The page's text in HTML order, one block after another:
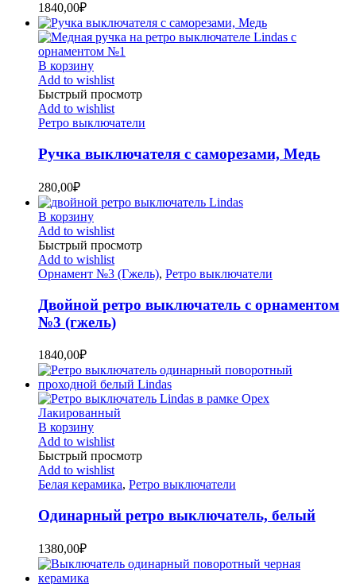
1840,00₽
В корзину
Add to wishlist
Быстрый просмотр
Add to wishlist
Ретро выключатели
Ручка выключателя с саморезами, Медь
280,00₽
В корзину
Add to wishlist
Быстрый просмотр
Add to wishlist
Орнамент №3 (Гжель), Ретро выключатели
Двойной ретро выключатель с орнаментом
№3 (гжель)
1840,00₽
В корзину
Add to wishlist
Быстрый просмотр
Add to wishlist
Белая керамика, Ретро выключатели
Одинарный ретро выключатель, белый
1380,00₽